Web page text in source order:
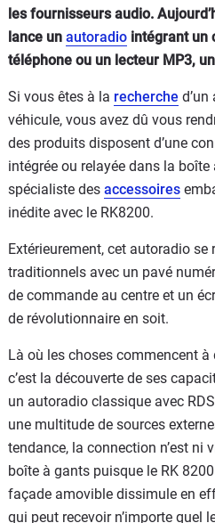
les fournisseurs audio.
lance un autoradio intégrant un
téléphone ou un lecteur MP3,
Si vous êtes à la recherche
véhicule, vous avez dû vous
des produits disposent d’une
intégrée ou relayée dans la boîte
spécialiste des accessoires
inédite avec le RK8200.
Extérieurement, cet autoradio se
traditionnels avec un pavé
de commande au centre et un
de révolutionnaire en soit.
Là où les choses commencent
c’est la découverte de ses
un autoradio classique avec
une multitude de sources
tendance, la connection n’est ni
boîte à gants puisque le RK
façade amovible dissimule en
qui peut recevoir n’importe quel